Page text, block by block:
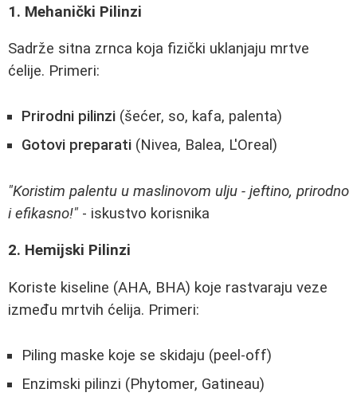
1. Mehanički Pilinzi
Sadrže sitna zrnca koja fizički uklanjaju mrtve
ćelije. Primeri:
Prirodni pilinzi (šećer, so, kafa, palenta)
Gotovi preparati (Nivea, Balea, L'Oreal)
"Koristim palentu u maslinovom ulju - jeftino, prirodno
i efikasno!" - iskustvo korisnika
2. Hemijski Pilinzi
Koriste kiseline (AHA, BHA) koje rastvaraju veze
između mrtvih ćelija. Primeri:
Piling maske koje se skidaju (peel-off)
Enzimski pilinzi (Phytomer, Gatineau)